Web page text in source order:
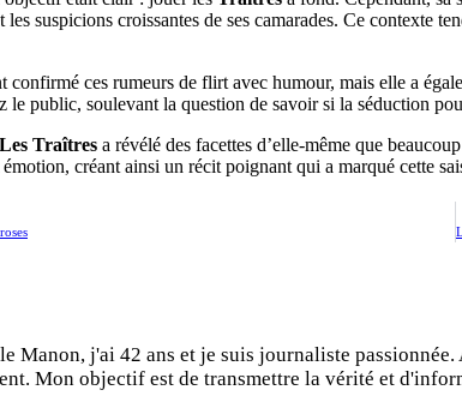
suspicions croissantes de ses camarades. Ce contexte
confirmé ces rumeurs de flirt avec humour, mais elle a
public, soulevant la question de savoir si la séduction
Les Traîtres a révélé des facettes d’elle-même que
créant ainsi un récit poignant qui a marqué cette
Manon, j'ai 42 ans et je suis journaliste
Mon objectif est de transmettre la vérité et